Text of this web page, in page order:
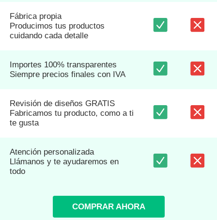
Fábrica propia
Producimos tus productos
cuidando cada detalle
Importes 100% transparentes
Siempre precios finales con IVA
Revisión de diseños GRATIS
Fabricamos tu producto, como a ti
te gusta
Atención personalizada
Llámanos y te ayudaremos en
todo
COMPRAR AHORA